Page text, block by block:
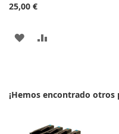
25,00 €
AÑADIR
LISTA
¡Hemos encontrado